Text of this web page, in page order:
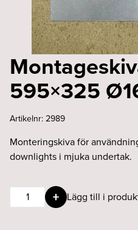
595×325
Artikelnr:2989
Monteringskiva för
downlights i mjuka undertak.
Montageskiva/hålplåt
595x325
Lägg till i